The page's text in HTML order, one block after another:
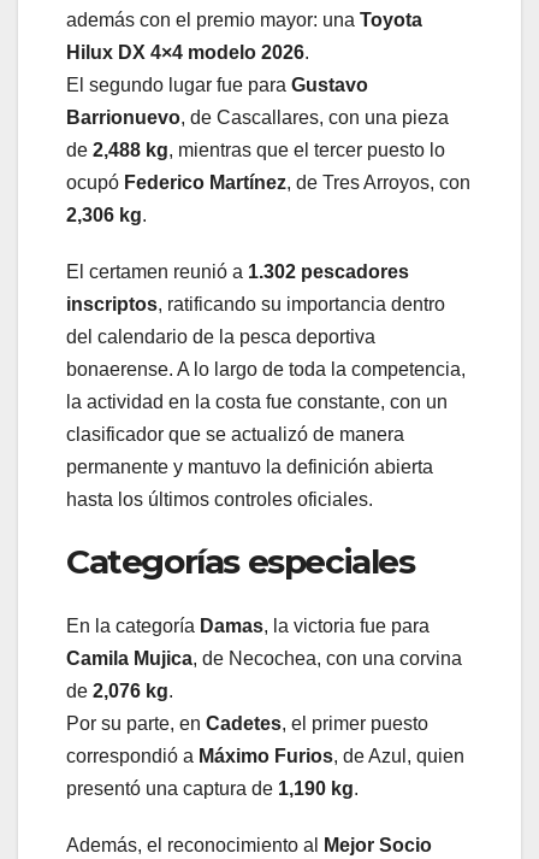
además con el premio mayor: una Toyota
Hilux DX 4×4 modelo 2026.
El segundo lugar fue para Gustavo
Barrionuevo, de Cascallares, con una pieza
de 2,488 kg, mientras que el tercer puesto lo
ocupó Federico Martínez, de Tres Arroyos, con
2,306 kg.
El certamen reunió a 1.302 pescadores
inscriptos, ratificando su importancia dentro
del calendario de la pesca deportiva
bonaerense. A lo largo de toda la competencia,
la actividad en la costa fue constante, con un
clasificador que se actualizó de manera
permanente y mantuvo la definición abierta
hasta los últimos controles oficiales.
Categorías especiales
En la categoría Damas, la victoria fue para
Camila Mujica, de Necochea, con una corvina
de 2,076 kg.
Por su parte, en Cadetes, el primer puesto
correspondió a Máximo Furios, de Azul, quien
presentó una captura de 1,190 kg.
Además, el reconocimiento al
Mejor Socio